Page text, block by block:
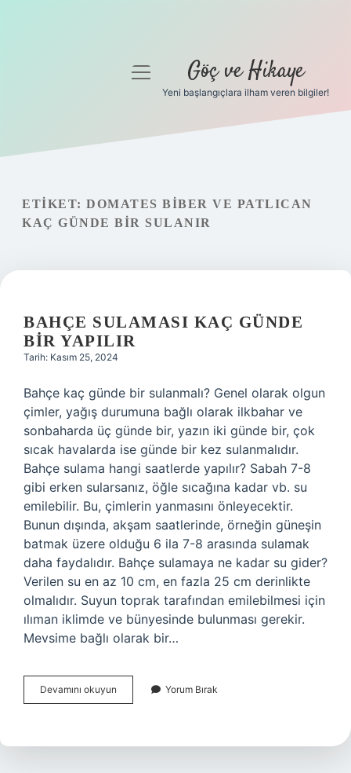
Gizlilik Politikası
Hakkımızda
menüyü
Göç ve Hikaye
Yeni başlangıçlara ilham veren bilgiler!
ETIKET: DOMATES BIBER VE PATLICAN
KAÇ GÜNDE BIR SULANIR
BAHÇE SULAMASI KAÇ GÜNDE
BIR YAPILIR
Tarih: Kasım 25, 2024
Bahçe kaç günde bir sulanmalı? Genel olarak olgun
çimler, yağış durumuna bağlı olarak ilkbahar ve
sonbaharda üç günde bir, yazın iki günde bir, çok
sıcak havalarda ise günde bir kez sulanmalıdır.
Bahçe sulama hangi saatlerde yapılır? Sabah 7-8
gibi erken sularsanız, öğle sıcağına kadar vb. su
emilebilir. Bu, çimlerin yanmasını önleyecektir.
Bunun dışında, akşam saatlerinde, örneğin güneşin
batmak üzere olduğu 6 ila 7-8 arasında sulamak
daha faydalıdır. Bahçe sulamaya ne kadar su gider?
Verilen su en az 10 cm, en fazla 25 cm derinlikte
olmalıdır. Suyun toprak tarafından emilebilmesi için
ılıman iklimde ve bünyesinde bulunması gerekir.
Mevsime bağlı olarak bir…
Devamını okuyun
Sulaması
Bir
Yorum Bırak